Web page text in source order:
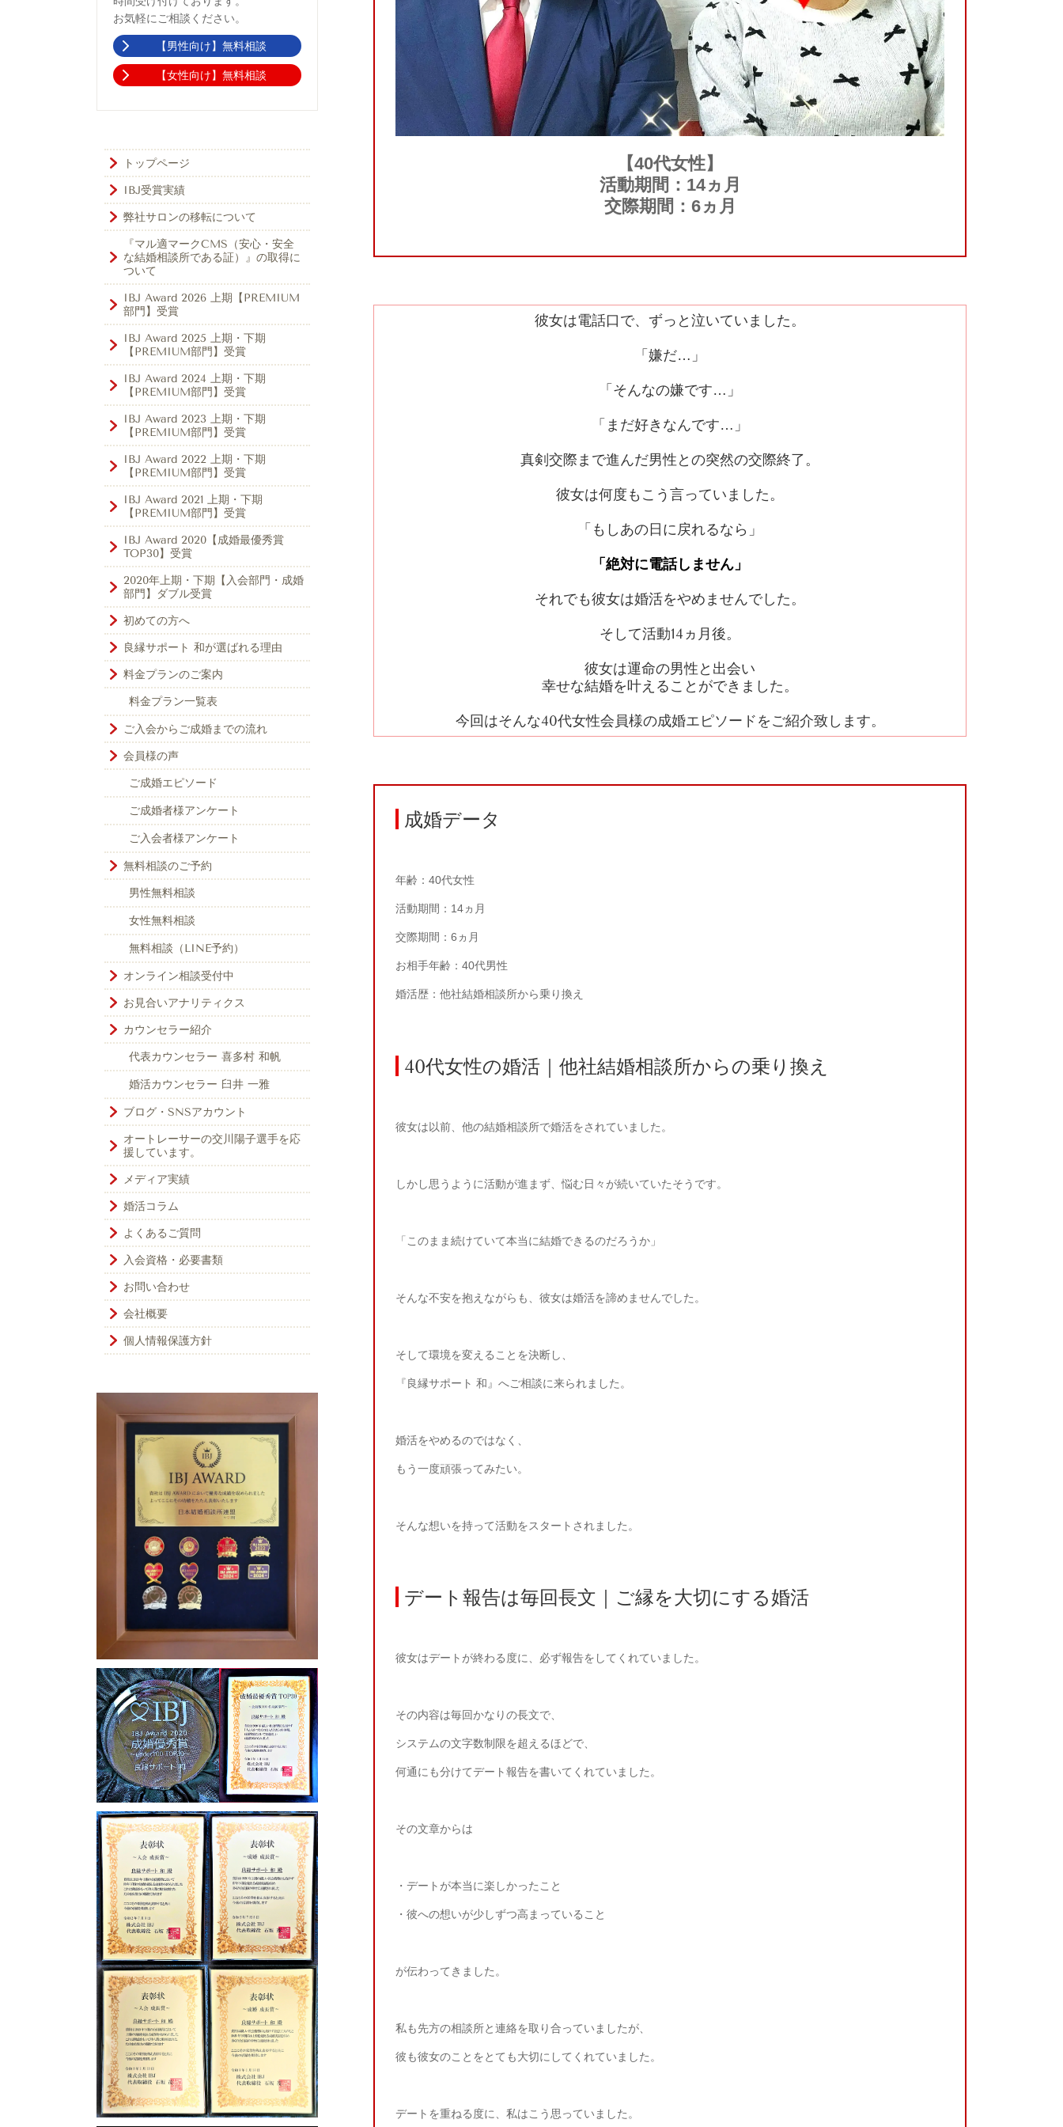
【40代女性】
活動期間：14ヵ月
交際期間：6ヵ月
彼女は電話口で、ずっと泣いていました。
「嫌だ…」
「そんなの嫌です…」
「まだ好きなんです…」
真剣交際まで進んだ男性との突然の交際終了。
彼女は何度もこう言っていました。
「もしあの日に戻れるなら」
「絶対に電話しません」
それでも彼女は婚活をやめませんでした。
そして活動14ヵ月後。
彼女は運命の男性と出会い
幸せな結婚を叶えることができました。
今回はそんな40代女性会員様の成婚エピソードをご紹介致します。
成婚データ
年齢：40代女性
活動期間： 14ヵ月
交際期間：6 ヵ月
お相手年齢：40代男性
婚活歴：他社結婚相談所から乗り換え
40代女性の婚活｜他社結婚相談所からの乗り換え
彼女は以前、他の結婚相談所で婚活をされていました。
しかし思うように活動が進まず、悩む日々が続いていたそうです。
「このまま続けていて本当に結婚できるのだろうか」
そんな不安を抱えながらも、彼女は婚活を諦めませんでした。
そして環境を変えることを決断し、
『良縁サポート 和』へご相談に来られました。
婚活をやめるのではなく、
もう一度頑張ってみたい。
そんな想いを持って活動をスタートされました。
デート報告は毎回長文｜ご縁を大切にする婚活
彼女はデートが終わる度に、必ず報告をしてくれていました。
その内容は毎回かなりの長文で、
システムの文字数制限を超えるほどで、
何通にも分けてデート報告を書いてくれていました。
その文章からは
・デートが本当に楽しかったこと
・彼への想いが少しずつ高まっていること
が伝わってきました。
私も先方の相談所と連絡を取り合っていましたが、
彼も彼女のことをとても大切にしてくれていました。
デートを重ねる度に、私はこう思っていました。
お気軽にご相談ください。
【男性向け】無料相談
【女性向け】無料相談
トップページ
IBJ受賞実績
弊社サロンの移転について
『マル適マークCMS（安心・安全
な結婚相談所である証）』の取得に
ついて
IBJ Award 2026 上期【PREMIUM
部門】受賞
IBJ Award 2025 上期・下期
【PREMIUM部門】受賞
IBJ Award 2024 上期・下期
【PREMIUM部門】受賞
IBJ Award 2023 上期・下期
【PREMIUM部門】受賞
IBJ Award 2022 上期・下期
【PREMIUM部門】受賞
IBJ Award 2021 上期・下期
【PREMIUM部門】受賞
IBJ Award 2020【成婚最優秀賞
TOP30】受賞
2020年上期・下期【入会部門・成婚
部門】ダブル受賞
初めての方へ
良縁サポート 和が選ばれる理由
料金プランのご案内
料金プラン一覧表
ご入会からご成婚までの流れ
会員様の声
ご成婚エピソード
ご成婚者様アンケート
ご入会者様アンケート
無料相談のご予約
男性無料相談
女性無料相談
無料相談（LINE予約）
オンライン相談受付中
お見合いアナリティクス
カウンセラー紹介
代表カウンセラー 喜多村 和帆
婚活カウンセラー 臼井 一雅
ブログ・SNSアカウント
オートレーサーの交川陽子選手を応
援しています。
メディア実績
婚活コラム
よくあるご質問
入会資格・必要書類
お問い合わせ
会社概要
個人情報保護方針